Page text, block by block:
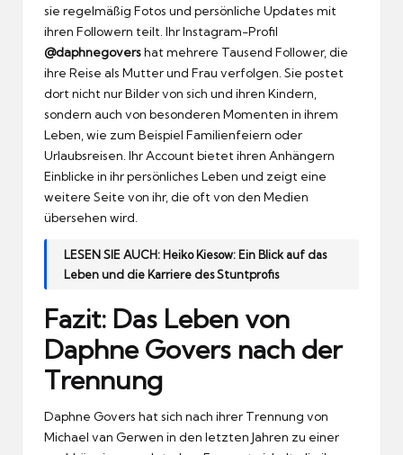
sie regelmäßig Fotos und persönliche Updates mit
ihren Followern teilt. Ihr Instagram-Profil
@daphnegovershat mehrere Tausend Follower, die
ihre Reise als Mutter und Frau verfolgen. Sie postet
dort nicht nur Bilder von sich und ihren Kindern,
sondern auch von besonderen Momenten in ihrem
Leben, wie zum Beispiel Familienfeiern oder
Urlaubsreisen. Ihr Account bietet ihren Anhängern
Einblicke in ihr persönliches Leben und zeigt eine
weitere Seite von ihr, die oft von den Medien
übersehen wird.
LESEN SIE AUCH: Heiko Kiesow: Ein Blick auf das
Leben und die Karriere des Stuntprofis
Fazit: Das Leben von
Daphne Govers nach der
Trennung
Daphne Govers hat sich nach ihrer Trennung von
Michael van Gerwen in den letzten Jahren zu einer